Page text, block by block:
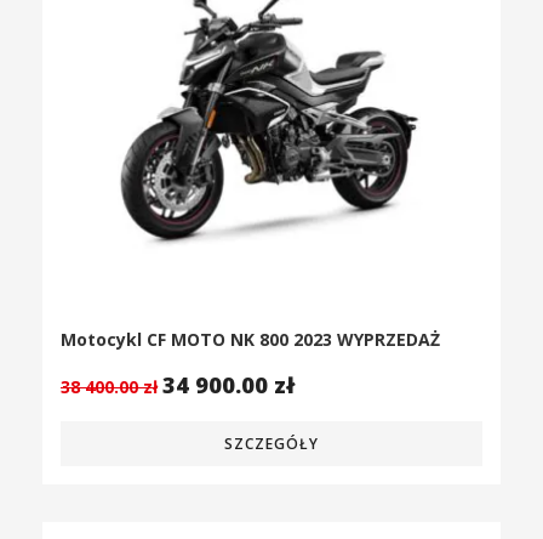
Motocykl CF MOTO NK 800 2023 WYPRZEDAŻ
38 400.00zł 34 900.00 zł
SZCZEGÓŁY